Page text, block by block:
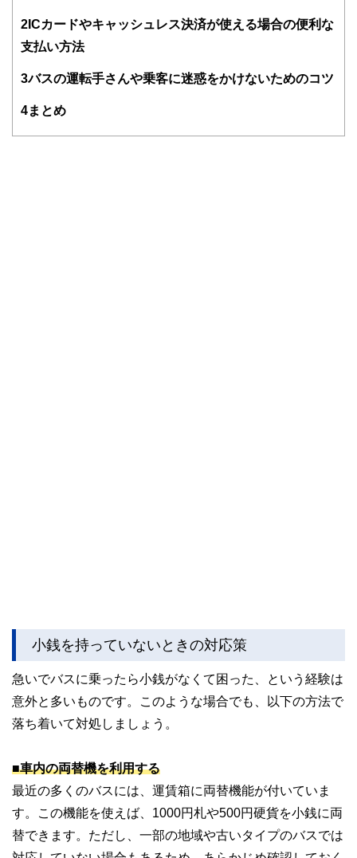
得者を中心に「お金や暮らし」に関する書籍・雑誌の編集経
験者で構成され、企画立案から記事掲載まですべての工程に
関わることで、読者目線のコンテンツを追求しています。
FinancialFieldの特徴は、ファイナンシャルプランナー、弁
2 ICカードやキャッシュレス決済が使える場合の便利な
支払い方法
3バスの運転手さんや乗客に迷惑をかけないためのコツ
4まとめ
小銭を持っていないときの対応策
急いでバスに乗ったら小銭がなくて困った、という経験は
意外と多いものです。このような場合でも、以下の方法で
落ち着いて対処しましょう。
■車内の両替機を利用する
最近の多くのバスには、運賃箱に両替機能が付いていま
す。この機能を使えば、1000円札や500円硬貨を小銭に両
替できます。ただし、一部の地域や古いタイプのバスでは